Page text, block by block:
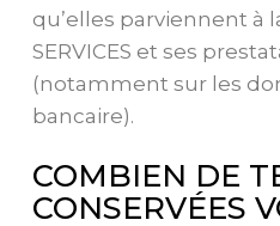
qu’elles parviennent à
SERVICES et ses
(notamment sur les
bancaire).
COMBIEN DE
CONSERVÉES